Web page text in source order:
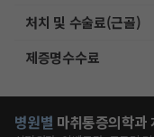
처치 및 수술료(근골)
제증명수수료
병원별 마취통증의학과